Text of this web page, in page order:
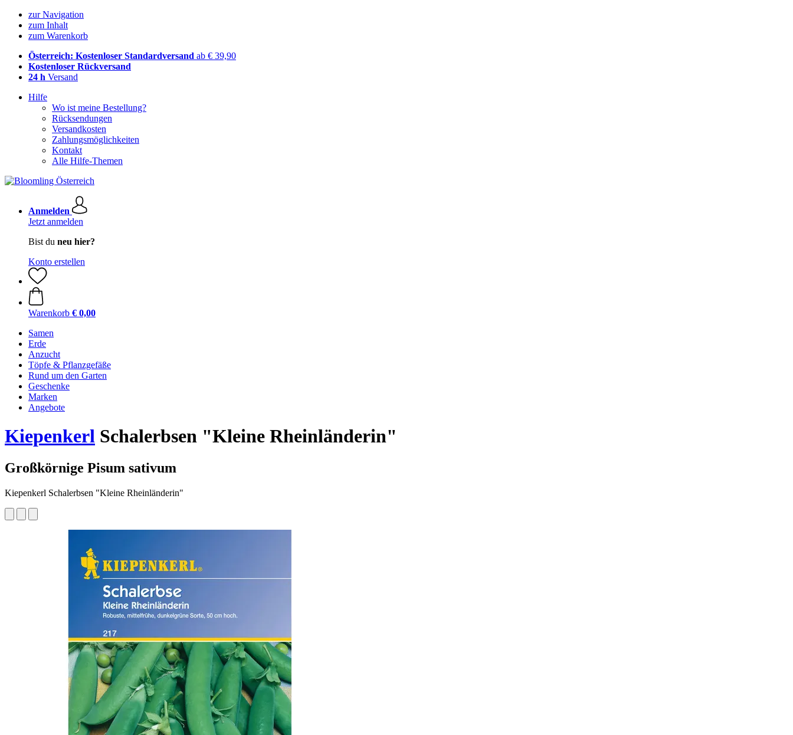
zur Navigation
zum Inhalt
zum Warenkorb
Österreich: Kostenloser Standardversand ab € 39,90
Kostenloser Rückversand
24 h Versand
Hilfe
Wo ist meine Bestellung?
Rücksendungen
Versandkosten
Zahlungsmöglichkeiten
Kontakt
Alle Hilfe-Themen
Anmelden
Jetzt anmelden
Bist du neu hier?
Konto erstellen
Warenkorb € 0,00
Samen
Erde
Anzucht
Töpfe & Pflanzgefäße
Rund um den Garten
Geschenke
Marken
Angebote
Kiepenkerl Schalerbsen "Kleine Rheinländerin"
Großkörnige Pisum sativum
Kiepenkerl Schalerbsen "Kleine Rheinländerin"